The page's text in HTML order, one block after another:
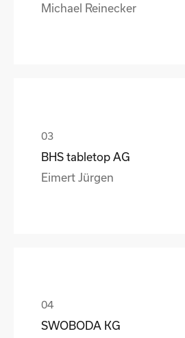
Michael Reinecker
BHS tabletop AG
Eimert Jürgen
SWOBODA KG